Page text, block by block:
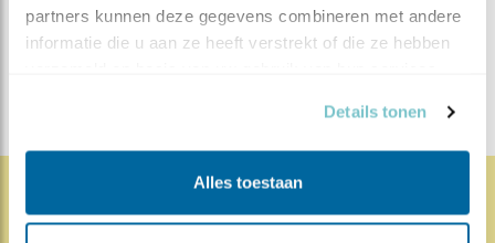
partners kunnen deze gegevens combineren met andere
informatie die u aan ze heeft verstrekt of die ze hebben
Details tonen
Alles toestaan
Beleef de Lente blogs
Natuur en Vogels 67x
1828x